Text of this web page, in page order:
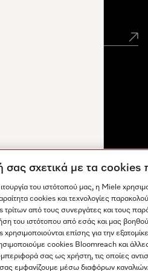
τεχνητή νοημοσύνη. Ο
να ανακαλύψετε
και Προϋποθέσεις Προστασία
σας σχετικά με τα
του ιστότοπού μας, η Miele
cookies και τεχνολογίες
από τους συνεργάτες και τους
του ιστότοπου από εσάς και μας
επίσης για την
cookies Bloomreach και
σας ως χρήστη, τις οποίες
εμφανίζουμε μέσω διαφόρων